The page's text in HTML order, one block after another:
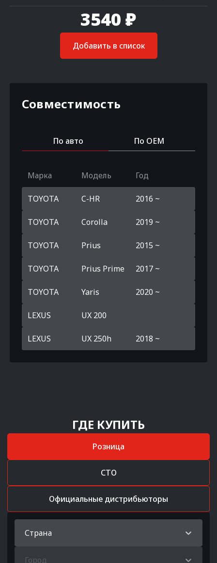
3540 ₽
Добавить в список
Совместимость
По авто По OEM
Марка Модель Год
TOYOTA C-HR 2016 ~
TOYOTA Corolla 2019 ~
TOYOTA Prius 2015 ~
TOYOTA Prius Prime 2017 ~
TOYOTA Yaris 2020 ~
LEXUS UX 200
LEXUS UX 250h 2018 ~
ГДЕ КУПИТЬ
Розница
СТО
Официальные дистрибьюторы
Страна
Город